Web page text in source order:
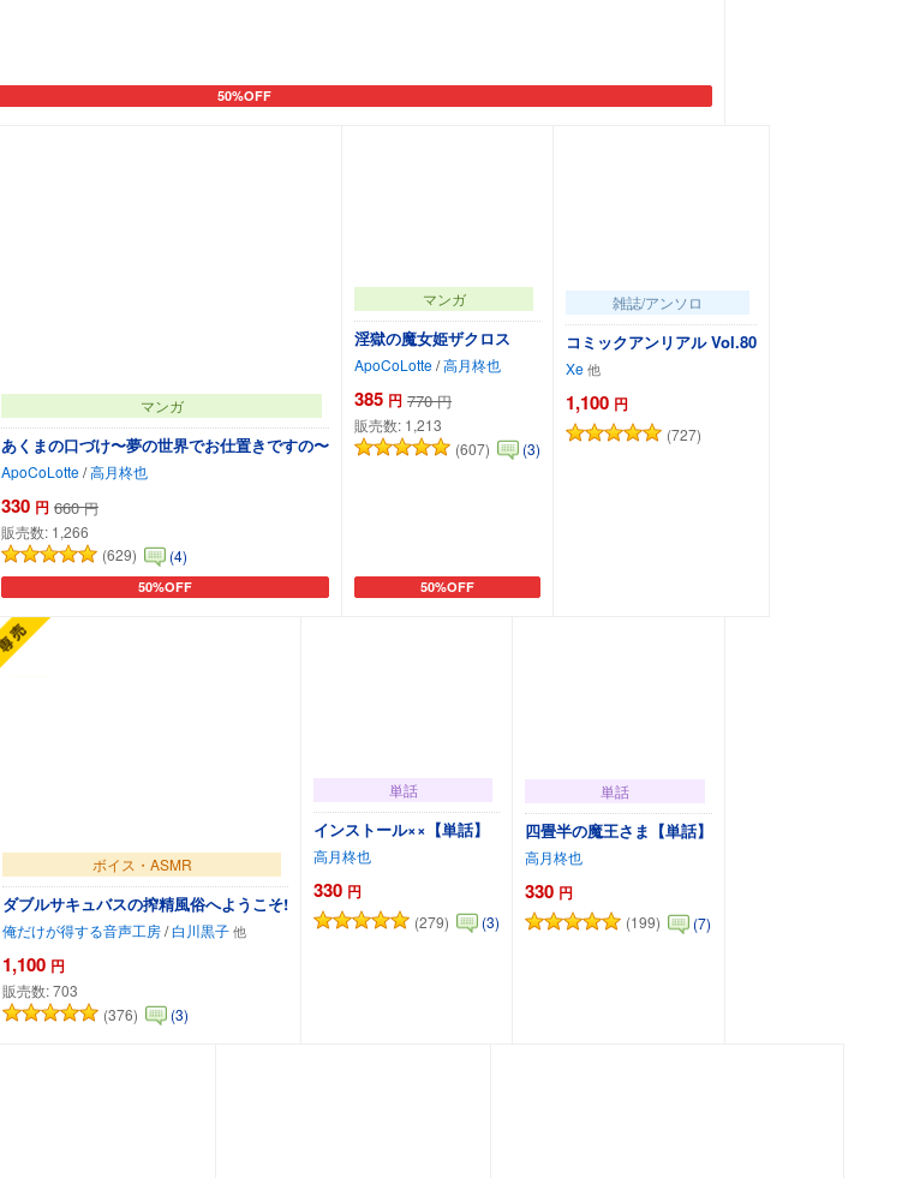
50%OFF
カートに追加
マンガ
あくまの口づけ〜夢の世界でお仕置きですの〜
ApoCoLotte/高月柊也
330 円 660 円
販売数: 1,266
(629)
(4)
50%OFF
カートに追加
マンガ
淫獄の魔女姫ザクロス
ApoCoLotte/高月柊也
385 円 770 円
販売数: 1,213
(607)
(3)
50%OFF
カートに追加
雑誌/アンソロ
コミックアンリアル Vol.80
Xe
1,100 円
(727)
ボイス・ASMR
ダブルサキュバスの搾精風俗へようこそ!
俺だけが得する音声工房/白川黒子
1,100 円
販売数:703
(376)
(3)
カートに追加
単話
インストール××【単話】
高月柊也
330 円
(279) (3)
単話
四畳半の魔王さま【単話】
高月柊也
330 円
(199) (7)